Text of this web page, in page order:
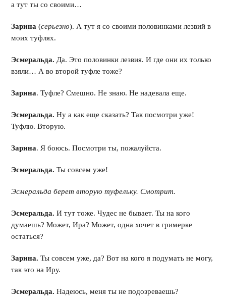
а тут ты со своими…
Зарина (серьезно). А тут я со своими половинками лезвий в
моих туфлях.
Эсмеральда. Да. Это половинки лезвия. И где они их только
взяли… А во второй туфле тоже?
Зарина. Туфле? Смешно. Не знаю. Не надевала еще.
Эсмеральда. Ну а как еще сказать? Так посмотри уже!
Туфлю. Вторую.
Зарина. Я боюсь. Посмотри ты, пожалуйста.
Эсмеральда. Ты совсем уже!
Эсмеральда берет вторую туфельку. Смотрит.
Эсмеральда. И тут тоже. Чудес не бывает. Ты на кого
думаешь? Может, Ира? Может, одна хочет в гримерке
остаться?
Зарина. Ты совсем уже, да? Вот на кого я подумать не могу,
так это на Иру.
Эсмеральда. Надеюсь, меня ты не подозреваешь?